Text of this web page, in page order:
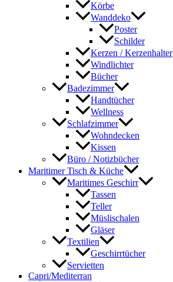
Körbe
Wanddeko
Poster
Schilder
Kerzen / Kerzenhalter
Windlichter
Bücher
Badezimmer
Handtücher
Wellness
Schlafzimmer
Wohndecken
Kissen
Büro / Notizbücher
Maritimer Tisch & Küche
Maritimes Geschirr
Tassen
Teller
Müslischalen
Gläser
Textilien
Geschirrtücher
Servietten
Capri/Mediterran